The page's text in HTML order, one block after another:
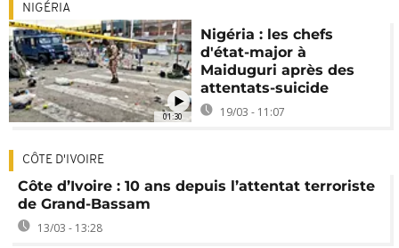
01:30
NIGÉRIA
Nigéria : les chefs
d'état-major à
Maiduguri après des
attentats-suicide
19/03 - 11:07
CÔTE D'IVOIRE
Côte d’Ivoire : 10 ans depuis l’attentat terroriste
de Grand-Bassam
13/03 - 13:28